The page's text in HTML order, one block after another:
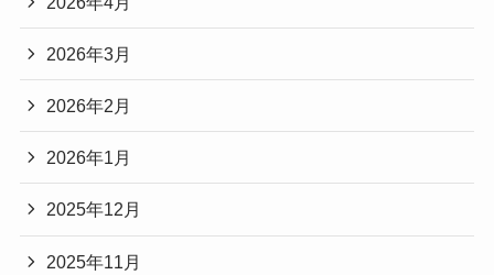
2026年3月
2026年2月
2026年1月
2025年12月
2025年11月